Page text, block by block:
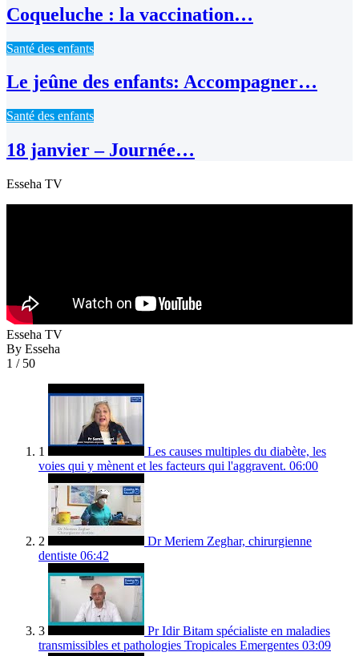
Coqueluche : la vaccination…
Santé des enfants
Le jeûne des enfants: Accompagner…
Santé des enfants
18 janvier – Journée…
Esseha TV
Esseha TV
By Esseha
1 / 50
1
Les causes multiples du diabète, les
voies qui y mènent et les facteurs qui l'aggravent. 06:00
2
Dr Meriem Zeghar, chirurgienne
dentiste 06:42
3
Pr Idir Bitam spécialiste en maladies
transmissibles et pathologies Tropicales Emergentes 03:09